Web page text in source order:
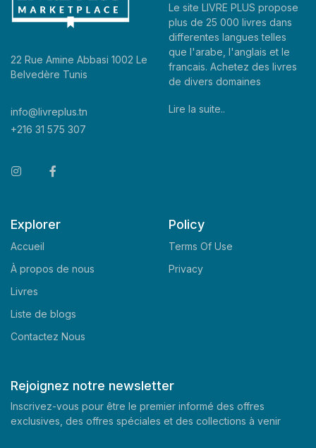
22 Rue Amine Abbasi 1002 Le
Belvedère Tunis
info@livreplus.tn
+216 31 575 307
Le site LIVRE PLUS propose
plus de 25 000 livres dans
differentes langues telles
que l'arabe, l'anglais et le
francais. Achetez des livres
de divers domaines
Lire la suite..
Explorer
Accueil
À propos de nous
Livres
Liste de blogs
Contactez Nous
Policy
Terms Of Use
Privacy
Rejoignez notre newsletter
Inscrivez-vous pour être le premier informé des offres
exclusives, des offres spéciales et des collections à venir